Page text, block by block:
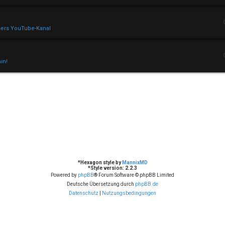
YouTube-Kanal
0
0
*Hexagon style by MannixMD
*Style version: 2.2.3
Powered by phpBB® Forum Software © phpBB Limited
Deutsche Übersetzung durch phpBB.de
Datenschutz
Nutzungsbedingungen